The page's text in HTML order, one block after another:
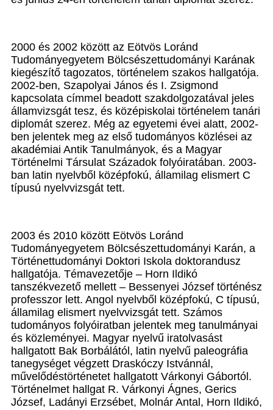
2000 és 2002 között az Eötvös Loránd
Tudományegyetem Bölcsészettudományi Karának
kiegészítő tagozatos, történelem szakos hallgatója.
2002-ben, Szapolyai János és I. Zsigmond
kapcsolata címmel beadott szakdolgozatával jeles
államvizsgát tesz, és középiskolai történelem tanári
diplomát szerez. Még az egyetemi évei alatt, 2002-
ben jelentek meg az első tudományos közlései az
akadémiai Antik Tanulmányok, és a Magyar
Történelmi Társulat Századok folyóiratában. 2003-
ban latin nyelvből középfokú, államilag elismert C
típusú nyelvvizsgát tett.
2003 és 2010 között Eötvös Loránd
Tudományegyetem Bölcsészettudományi Karán, a
Történettudományi Doktori Iskola doktorandusz
hallgatója. Témavezetője – Horn Ildikó
tanszékvezető mellett – Bessenyei József történész
professzor lett. Angol nyelvből középfokú, C típusú,
államilag elismert nyelvvizsgát tett. Számos
tudományos folyóiratban jelentek meg tanulmányai
és közleményei. Magyar nyelvű iratolvasást
hallgatott Bak Borbálától, latin nyelvű paleográfia
tanegységet végzett Draskóczy Istvánnál,
művelődéstörténetet hallgatott Várkonyi Gábortól.
Történelmet hallgat R. Várkonyi Ágnes, Gerics
József, Ladányi Erzsébet, Molnár Antal, Horn Ildikó,